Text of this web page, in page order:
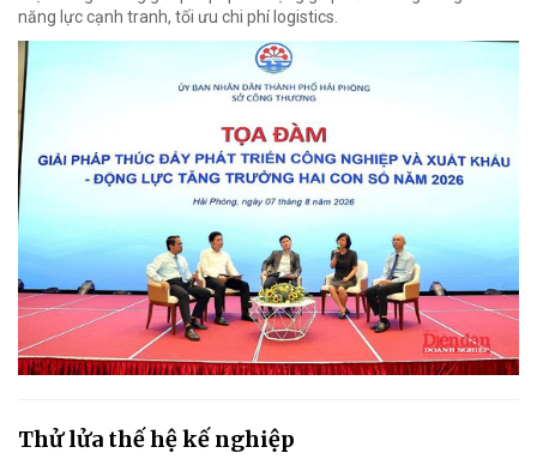
năng lực cạnh tranh, tối ưu chi phí logistics.
Thử lửa thế hệ kế nghiệp